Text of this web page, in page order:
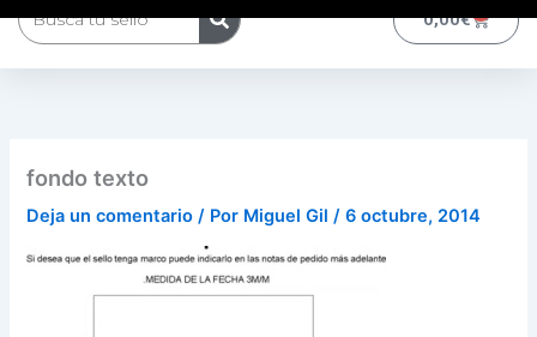
0,00€Carrito
fondo texto
Deja un comentario / Por Miguel Gil /6 octubre, 2014